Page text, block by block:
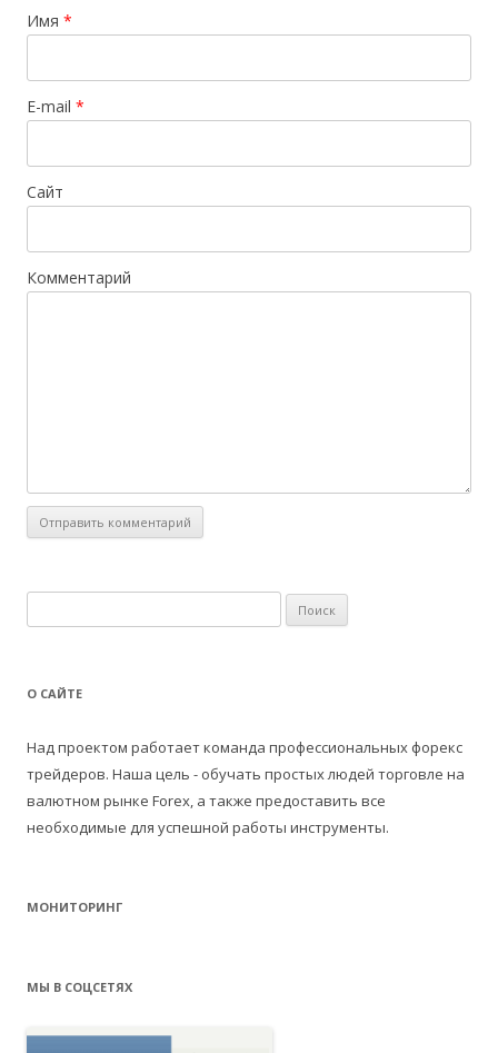
Имя *
E-mail *
Сайт
Комментарий
а
т
:
О САЙТЕ
Над проектом работает команда профессиональных форекс
трейдеров. Наша цель - обучать простых людей торговле на
валютном рынке Forex, а также предоставить все
необходимые для успешной работы инструменты.
МОНИТОРИНГ
МЫ В СОЦСЕТЯХ